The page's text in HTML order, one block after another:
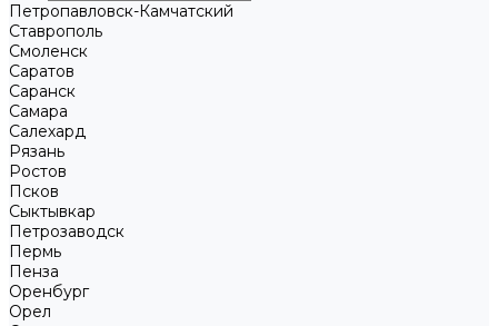
Петропавловск-Камчатский
Ставрополь
Смоленск
Саратов
Саранск
Самара
Салехард
Рязань
Ростов
Псков
Сыктывкар
Петрозаводск
Пермь
Пенза
Оренбург
Орел